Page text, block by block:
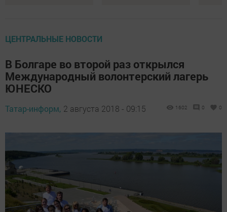
ЦЕНТРАЛЬНЫЕ НОВОСТИ
В Болгаре во второй раз открылся
Международный волонтерский лагерь
ЮНЕСКО
Татар-информ, 2 августа 2018 - 09:15 1602 0 0